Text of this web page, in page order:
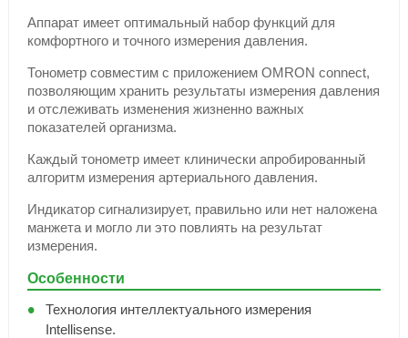
Аппарат имеет оптимальный набор функций для
комфортного и точного измерения давления.
Тонометр совместим с приложением OMRON connect,
позволяющим хранить результаты измерения давления
и отслеживать изменения жизненно важных
показателей организма.
Каждый тонометр имеет клинически апробированный
алгоритм измерения артериального давления.
Индикатор сигнализирует, правильно или нет наложена
манжета и могло ли это повлиять на результат
измерения.
Особенности
Технология интеллектуального измерения
Intellisense.